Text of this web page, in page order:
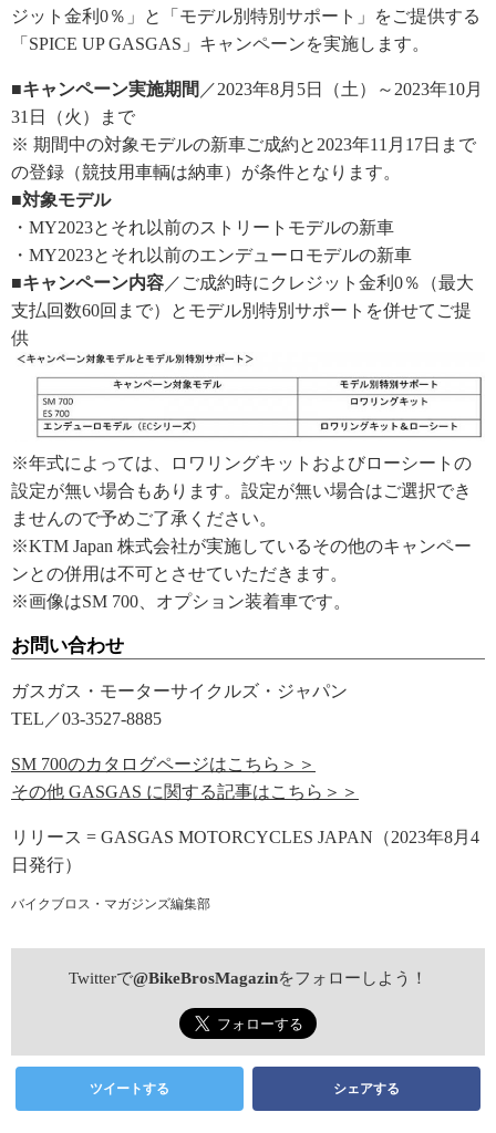
ジット金利0％」と「モデル別特別サポート」をご提供する
「SPICE UP GASGAS」キャンペーンを実施します。
■キャンペーン実施期間 ／2023年8月5日（土）～2023年10月
31日（火）まで
※ 期間中の対象モデルの新車ご成約と2023年11月17日まで
の登録（競技用車輌は納車）が条件となります。
■対象モデル
・MY2023とそれ以前のストリートモデルの新車
・MY2023とそれ以前のエンデューロモデルの新車
■キャンペーン内容 ／ご成約時にクレジット金利0％（最大
支払回数60回まで）とモデル別特別サポートを併せてご提
供
※年式によっては、ロワリングキットおよびローシートの
設定が無い場合もあります。設定が無い場合はご選択でき
ませんので予めご了承ください。
※KTM Japan 株式会社が実施しているその他のキャンペー
ンとの併用は不可とさせていただきます。
※画像はSM 700、オプション装着車です。
お問い合わせ
ガスガス・モーターサイクルズ・ジャパン
TEL／03-3527-8885
SM 700のカタログページはこちら＞＞
その他 GASGAS に関する記事はこちら＞＞
リリース = GASGAS MOTORCYCLES JAPAN（2023年8月4
日発行）
バイクブロス・マガジンズ編集部
Twitterで@BikeBrosMagazinをフォローしよう！
ツイートする シェアする